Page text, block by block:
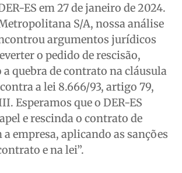
ES em 27 de janeiro de 2024.
S/A, nossa análise
argumentos jurídicos
o pedido de rescisão,
quebra de contrato na cláusula
a lei 8.666/93, artigo 79,
Esperamos que o DER-ES
e rescinda o contrato de
empresa, aplicando as sanções
e na lei”.